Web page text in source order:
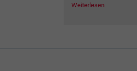
Weiterlesen